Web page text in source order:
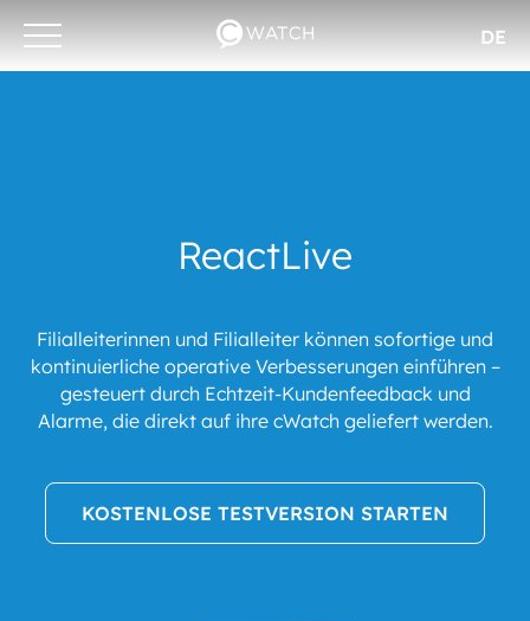
Otwórz/zamknij
menu
DE
ReactLive
Filialleiterinnen und Filialleiter können sofortige und
kontinuierliche operative Verbesserungen einführen –
gesteuert durch Echtzeit-Kundenfeedback und
Alarme, die direkt auf ihre cWatch geliefert werden.
KOSTENLOSE TESTVERSION STARTEN